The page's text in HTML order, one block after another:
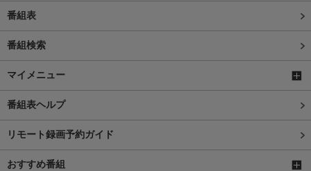
番組表
番組検索
マイメニュー
番組表ヘルプ
リモート録画予約ガイド
おすすめ番組